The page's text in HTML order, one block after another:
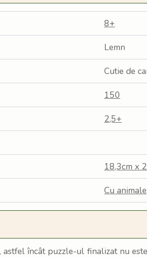
8+
Lemn
Cutie de
150
2,5+
18,3cm x
Cu animale
încât puzzle-ul finalizat nu